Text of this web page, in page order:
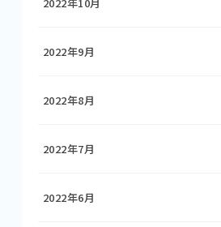
2022年9月
2022年8月
2022年7月
2022年6月